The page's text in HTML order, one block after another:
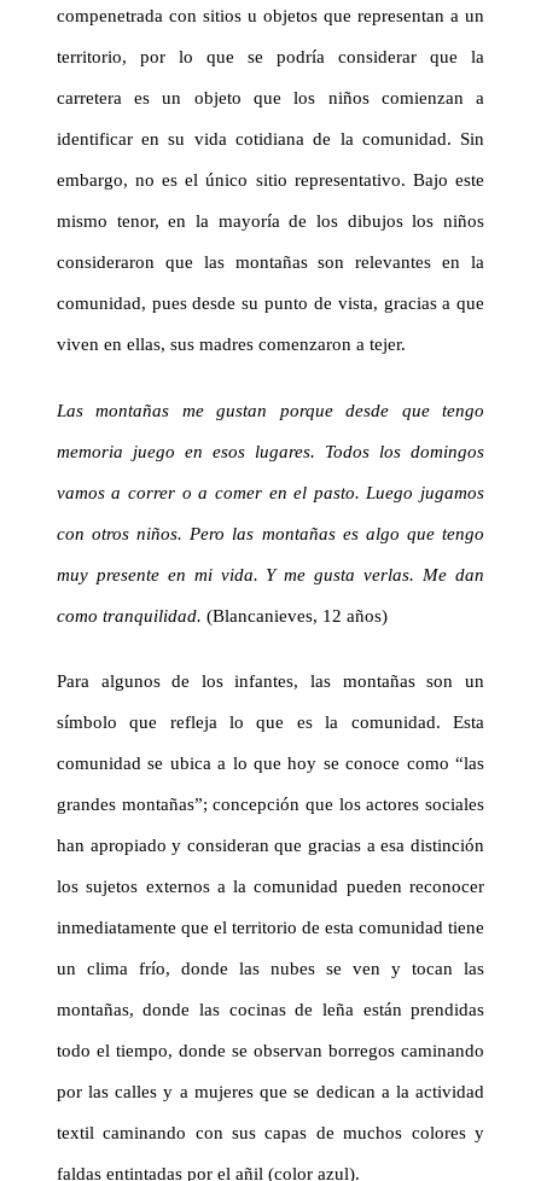
compenetrada con sitios u objetos que representan a un
territorio, por lo que se podría considerar que la
carreteraes un objeto que los niños comienzan a
identificar en su vida cotidiana de la comunidad. Sin
embargo, no es el único sitio representativo. Bajo este
mismo tenor, en la mayoría de los dibujos los niños
consideraron que las montañas son relevantes en la
comunidad, pues desde su punto de vista, gracias a que
viven en ellas, sus madres comenzaron a tejer.
Las montañas me gustan porque desde que tengo
memoria juego en esos lugares. Todos los domingos
vamos a correr o a comer en el pasto. Luego jugamos
con otros niños. Pero las montañas es algo que tengo
muy presente en mi vida. Y me gusta verlas. Me dan
como tranquilidad. (Blancanieves, 12 años)
Para algunos de los infantes, las montañas son un
símbolo que refleja lo que es la comunidad. Esta
comunidad se ubica a lo que hoy se conoce como “las
grandes montañas”; concepción que los actores sociales
han apropiado y consideran que gracias a esa distinción
los sujetos externos a la comunidad pueden reconocer
inmediatamente que el territorio de esta comunidad tiene
un clima frío, donde las nubes se ven y tocan las
montañas, donde las cocinas de leña están prendidas
todo el tiempo, donde se observan borregos caminando
por las calles y a mujeres que se dedican a la actividad
textil caminando con sus capas de muchos colores y
faldas entintadas por el añil (color azul).